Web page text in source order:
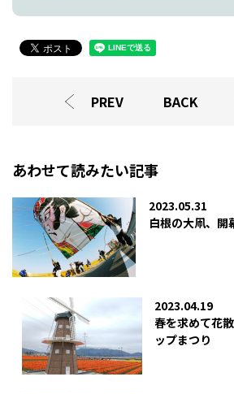
PREV BACK
あわせて読みたい記事
2023.05.31
白根の大凧、開
2023.04.19
春を求めて花
ップまつり